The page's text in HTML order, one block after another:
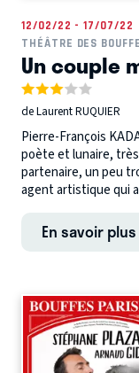
12/02/22 - 17/07/22
THÉÂTRE DES
Un couple
de Laurent RUQUIER
Pierre-François
poète et lunaire,
partenaire, un peu
agent artistique qui
En savoir plus